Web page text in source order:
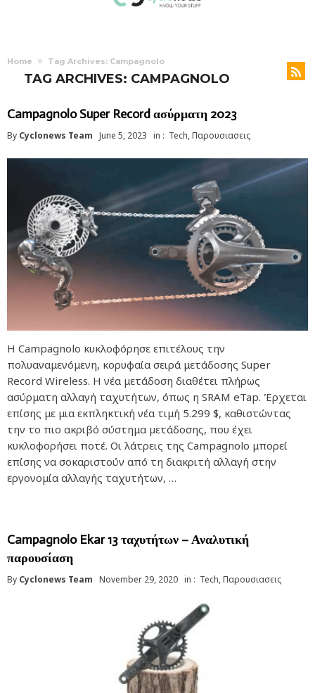
Home Tag Archives: Campagnolo
TAG ARCHIVES: CAMPAGNOLO
Campagnolo Super Record ασύρματη 2023
By Cyclonews Team June 5, 2023 in : Tech,Παρουσιασεις
Η Campagnolo κυκλοφόρησε επιτέλους την
πολυαναμενόμενη, κορυφαία σειρά μετάδοσης Super
Record Wireless. Η νέα μετάδοση διαθέτει πλήρως
ασύρματη αλλαγή ταχυτήτων, όπως η SRAM eTap. Έρχεται
επίσης με μια εκπληκτική νέα τιμή 5.299 $, καθιστώντας
την το πιο ακριβό σύστημα μετάδοσης, που έχει
κυκλοφορήσει ποτέ. Οι λάτρεις της Campagnolo μπορεί
επίσης να σοκαριστούν από τη διακριτή αλλαγή στην
εργονομία αλλαγής ταχυτήτων, …
Campagnolo Ekar 13 ταχυτήτων – Αναλυτική
παρουσίαση
By Cyclonews Team November 29, 2020 in : Tech,Παρουσιασεις